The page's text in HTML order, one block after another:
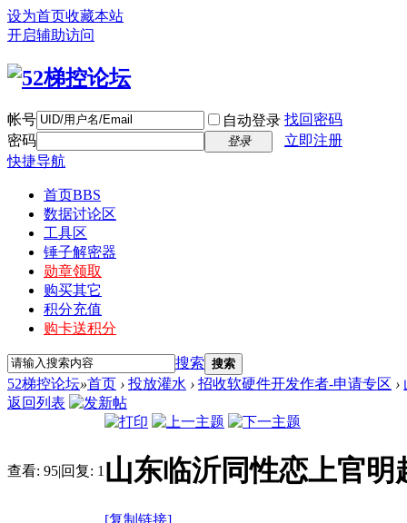
设为首页收藏本站
开启辅助访问
帐号 自动登录 找回密码
密码
登录
立即注册
快捷导航
首页BBS
数据讨论区
工具区
锤子解密器
勋章领取
购买其它
积分充值
购卡送积分
搜索 搜索
52梯控论坛»首页 › 投放灌水 › 招收软硬件开发作者-申请专区 ›
返回列表
查看: 95|回复: 1 山东临沂同性恋上官
[复制链接]